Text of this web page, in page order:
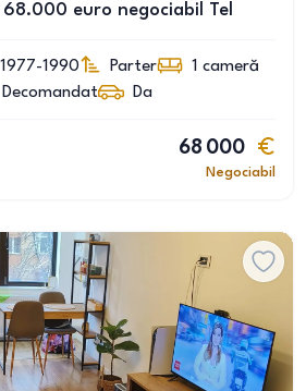
euro negociabil Tel
1977-1990 Parter 1 cameră
Decomandat
Da
68 000
Negociabil